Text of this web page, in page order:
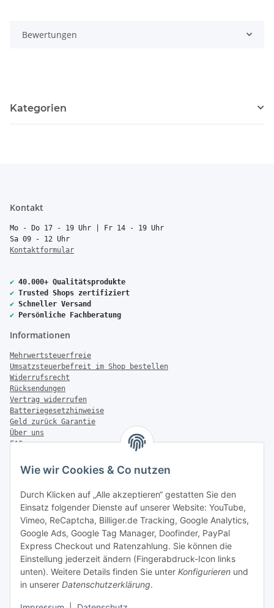
Wie wir Cookies & Co nutzen
Durch Klicken auf „Alle akzeptieren“ gestatten Sie den
Einsatz folgender Dienste auf unserer Website: YouTube,
Vimeo, ReCaptcha, Billiger.de Tracking, Google Analytics,
Google Ads, Google Tag Manager, Doofinder, PayPal
Express Checkout und Ratenzahlung. Sie können die
Einstellung jederzeit ändern (Fingerabdruck-Icon links
unten). Weitere Details finden Sie unter Konfigurieren und
in unserer Datenschutzerklärung.
Bewertungen
Kategorien
Kontakt
Mo - Do 17 - 19 Uhr | Fr 14 - 19 Uhr
Sa 09 - 12 Uhr
Kontaktformular
✔ 40.000+ Qualitätsprodukte
✔ Trusted Shops zertifiziert
✔ Schneller Versand
✔ Persönliche Fachberatung
Informationen
Mehrwertsteuerfreie
Umsatzsteuerbefreit im Shop bestellen
Widerrufsrecht
Rücksendungen
Vertrag widerrufen
Batteriegesetzhinweise
Geld zurück Garantie
Über uns
FAQ
Zahlung & Versand
Versandinformationen
Sonstiges